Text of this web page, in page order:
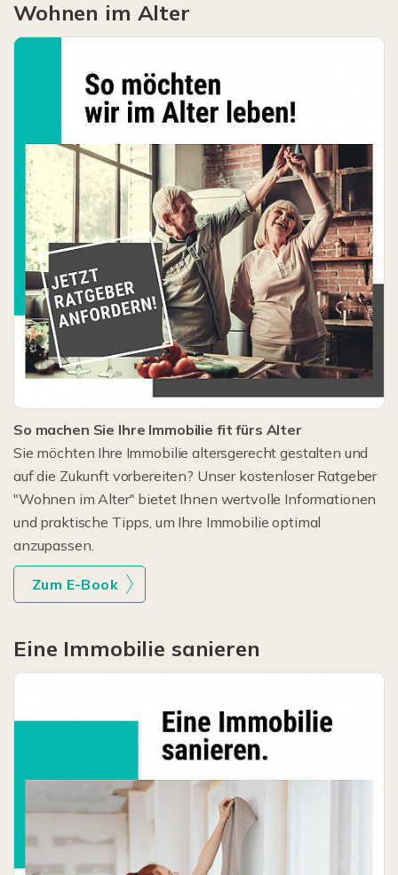
Wohnen im Alter
So machen Sie Ihre Immobilie fit fürs Alter
Sie möchten Ihre Immobilie altersgerecht gestalten und
auf die Zukunft vorbereiten? Unser kostenloser Ratgeber
"Wohnen im Alter" bietet Ihnen wertvolle Informationen
und praktische Tipps, um Ihre Immobilie optimal
anzupassen.
Zum E-Book
Eine Immobilie sanieren